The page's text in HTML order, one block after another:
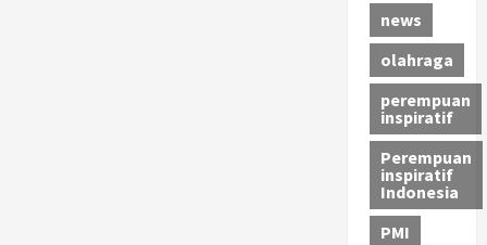
news
olahraga
perempuan
inspiratif
Perempuan
inspiratif
Indonesia
PMI